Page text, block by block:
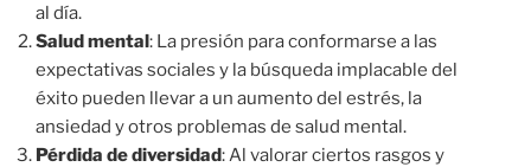
al día.
Salud mental: La presión para conformarse a las
expectativas sociales y la búsqueda implacable del
éxito pueden llevar a un aumento del estrés, la
ansiedad y otros problemas de salud mental.
Pérdida de diversidad: Al valorar ciertos rasgos y